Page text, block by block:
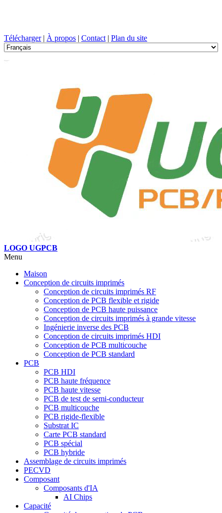
Télécharger| À propos | Contact | Plan du site
LOGO UGPCB
Menu
Maison
Conception de circuits imprimés
Conception de circuits imprimés RF
Conception de PCB flexible et rigide
Conception de PCB haute puissance
Conception de circuits imprimés à grande vitesse
Ingénierie inverse des PCB
Conception de circuits imprimés HDI
Conception de PCB multicouche
Conception de PCB standard
PCB
PCB HDI
PCB haute fréquence
PCB haute vitesse
PCB de test de semi-conducteur
PCB multicouche
PCB rigide-flexible
Substrat IC
Carte PCB standard
PCB spécial
PCB hybride
Assemblage de circuits imprimés
PECVD
Composant
Composants d'IA
AI Chips
Capacité